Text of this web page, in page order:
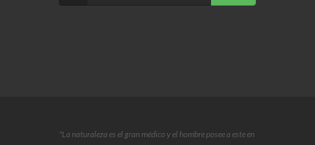
"La naturaleza es el gran médico y el hombre posee a este en